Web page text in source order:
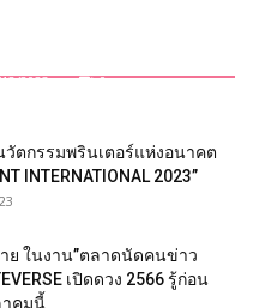
Standard, Hua Hin
2023 0
ตกรรมพรินเตอร์แห่งอนาคต
INTERNATIONAL 2023”
ย​ ในงาน”ตลาดนัดคนข่าว
เปิดดวง 2566 รู้ก่อน
าคม​นี้